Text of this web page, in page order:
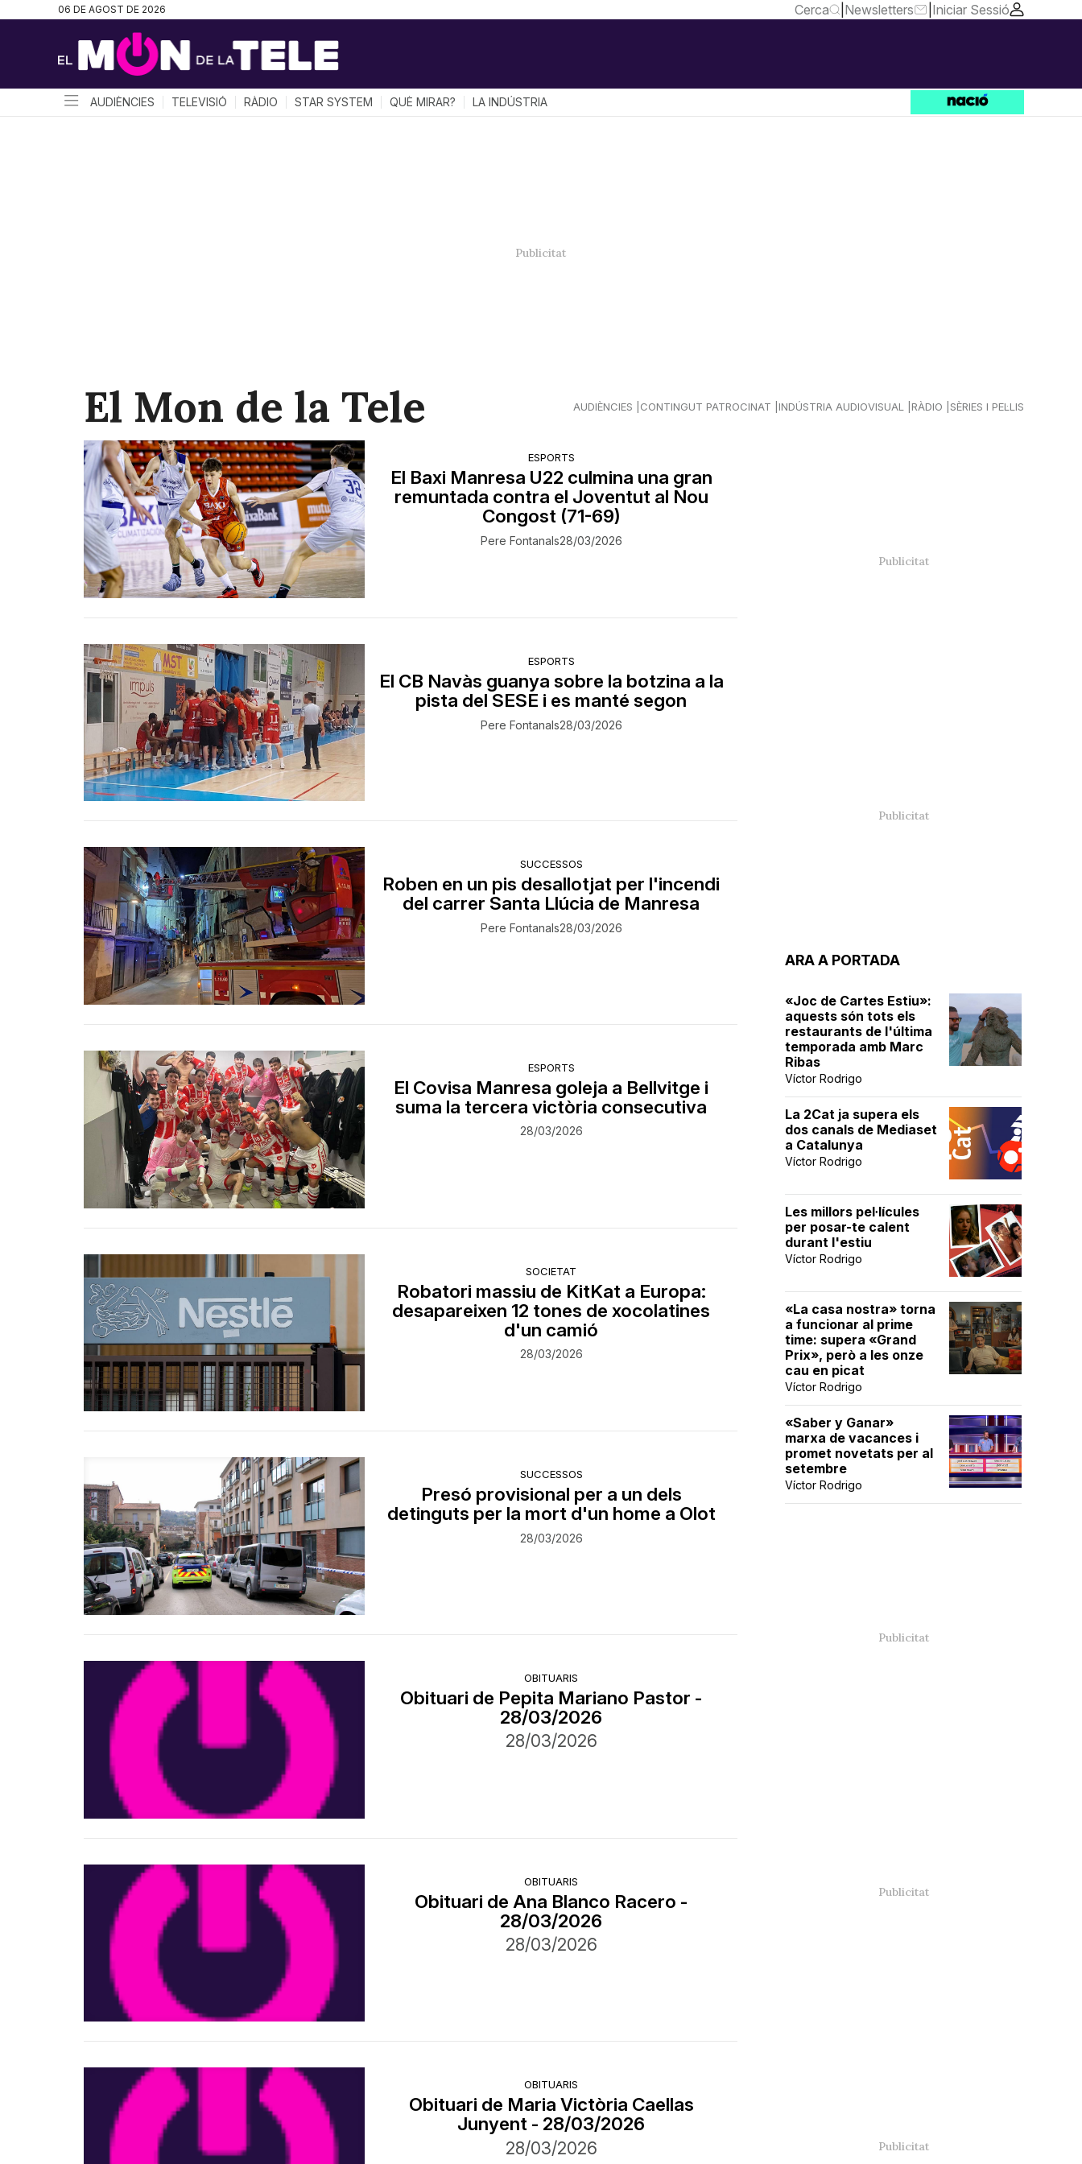
06 DE AGOST DE 2026 Cerca Newsletters Iniciar Sessió
AUDIÈNCIES TELEVISIÓ RÀDIO STAR SYSTEM QUÈ MIRAR? LA INDÚSTRIA
El Mon de la Tele AUDIÈNCIES CONTINGUT PATROCINAT INDÚSTRIA AUDIOVISUAL RÀDIO SÈRIES I PEL·LIS
ESPORTS
El Baxi Manresa U22 culmina una gran
remuntada contra el Joventut al Nou
Congost (71-69)
Pere Fontanals28/03/2026
ESPORTS
El CB Navàs guanya sobre la botzina a la
pista del SESE i es manté segon
Pere Fontanals28/03/2026
SUCCESSOS
Roben en un pis desallotjat per l'incendi
del carrer Santa Llúcia de Manresa
Pere Fontanals28/03/2026
ESPORTS
El Covisa Manresa goleja a Bellvitge i
suma la tercera victòria consecutiva
28/03/2026
SOCIETAT
Robatori massiu de KitKat a Europa:
desapareixen 12 tones de xocolatines
d'un camió
28/03/2026
SUCCESSOS
Presó provisional per a un dels
detinguts per la mort d'un home a Olot
28/03/2026
OBITUARIS
Obituari de Pepita Mariano Pastor -
28/03/2026
28/03/2026
OBITUARIS
Obituari de Ana Blanco Racero -
28/03/2026
28/03/2026
OBITUARIS
Obituari de Maria Victòria Caellas
Junyent - 28/03/2026
28/03/2026
ARA A PORTADA
«Joc de Cartes Estiu»:
aquests són tots els
restaurants de l'última
temporada amb Marc
Ribas
Víctor Rodrigo
La 2Cat ja supera els
dos canals de Mediaset
a Catalunya
Víctor Rodrigo
Les millors pel·lícules
per posar-te calent
durant l'estiu
Víctor Rodrigo
«La casa nostra» torna
a funcionar al prime
time: supera «Grand
Prix», però a les onze
cau en picat
Víctor Rodrigo
«Saber y Ganar»
marxa de vacances i
promet novetats per al
setembre
Víctor Rodrigo